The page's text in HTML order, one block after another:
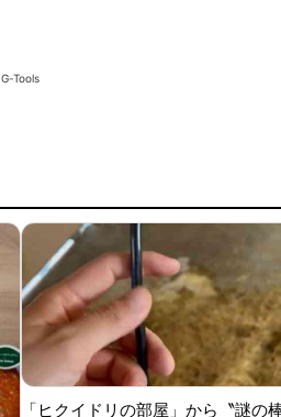
G-Tools
「ヒクイドリの部屋」から〝謎の棒